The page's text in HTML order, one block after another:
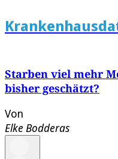
Starben viel mehr
bisher geschätzt?
Von
Elke Bodderas